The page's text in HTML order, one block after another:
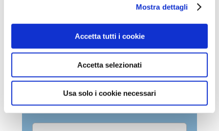
Mostra dettagli
Accetta tutti i cookie
Accetta selezionati
Usa solo i cookie necessari
COMPILA IL FORM CON I
TUOI DATI PER RICEVERE
LA TUA CONSULENZA
GRATUITA